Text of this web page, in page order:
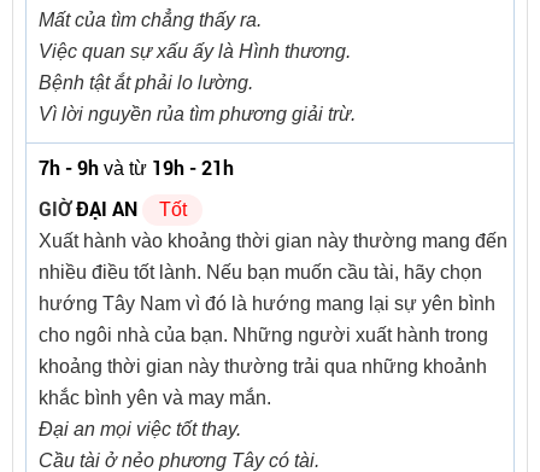
Mất của tìm chẳng thấy ra.
Việc quan sự xấu ấy là Hình thương.
Bệnh tật ắt phải lo lường.
Vì lời nguyền rủa tìm phương giải trừ.
7h - 9h và từ 19h - 21h
GIỜĐẠI AN
Tốt
Xuất hành vào khoảng thời gian này thường mang đến
nhiều điều tốt lành. Nếu bạn muốn cầu tài, hãy chọn
hướng Tây Nam vì đó là hướng mang lại sự yên bình
cho ngôi nhà của bạn. Những người xuất hành trong
khoảng thời gian này thường trải qua những khoảnh
khắc bình yên và may mắn.
Đại an mọi việc tốt thay.
Cầu tài ở nẻo phương Tây có tài.